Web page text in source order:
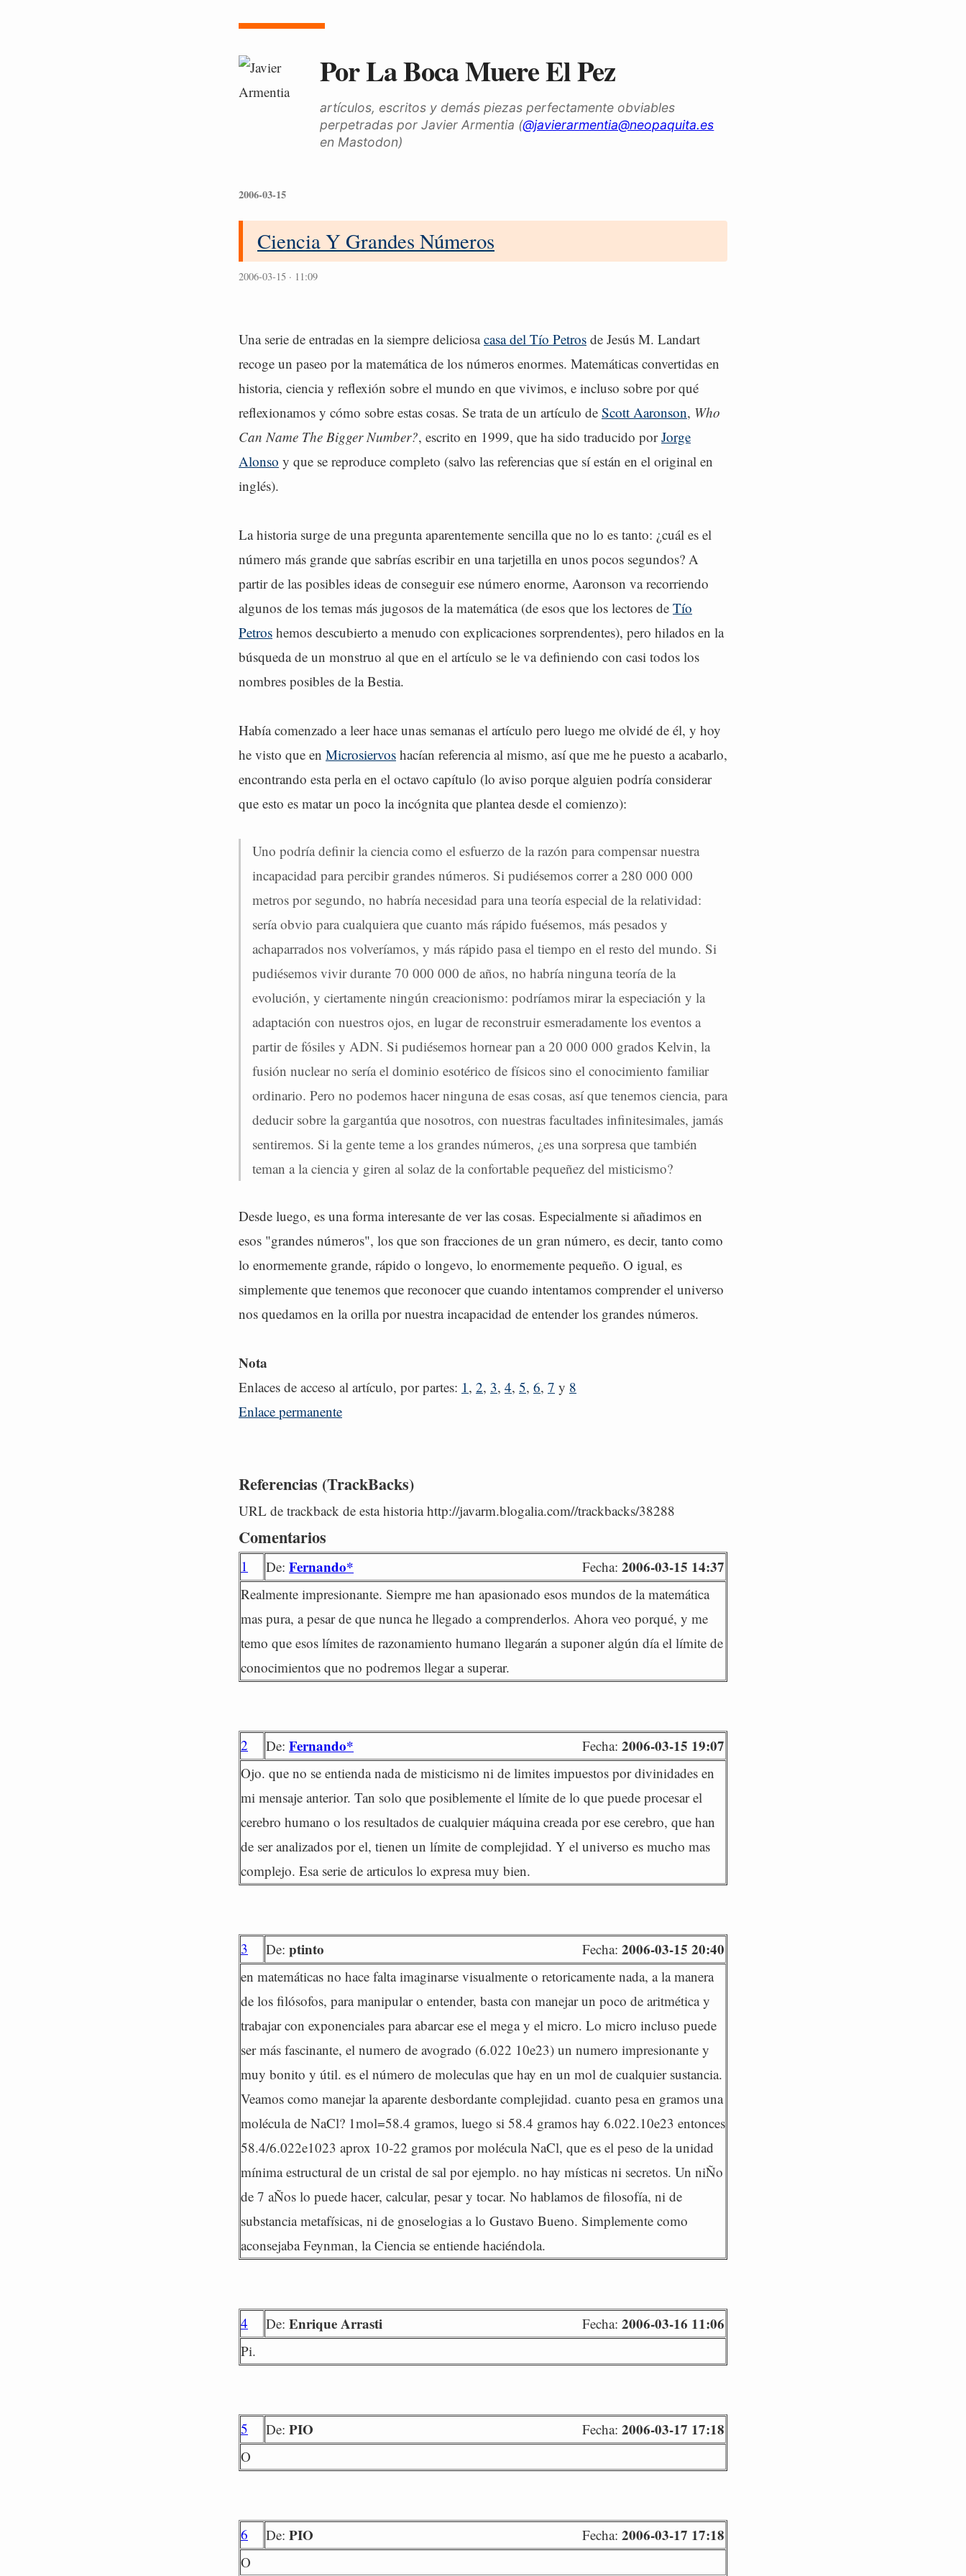
Por La Boca Muere El Pez
artículos, escritos y demás piezas perfectamente obviables
perpetradas por Javier Armentia (@javierarmentia@neopaquita.es
en Mastodon)
2006-03-15
Ciencia Y Grandes Números
2006-03-15 · 11:09
Una serie de entradas en la siempre deliciosacasa del Tío Petros de Jesús M. Landart
recoge un paseo por la matemática de los números enormes. Matemáticas convertidas en
historia, ciencia y reflexión sobre el mundo en que vivimos, e incluso sobre por qué
reflexionamos y cómo sobre estas cosas. Se trata de un artículo de Scott Aaronson, Who
Can Name The Bigger Number?, escrito en 1999, que ha sido traducido porJorge
Alonso y que se reproduce completo (salvo las referencias que sí están en el original en
inglés).
La historia surge de una pregunta aparentemente sencilla que no lo es tanto: ¿cuál es el
número más grande que sabrías escribir en una tarjetilla en unos pocos segundos? A
partir de las posibles ideas de conseguir ese número enorme, Aaronson va recorriendo
algunos de los temas más jugosos de la matemática (de esos que los lectores de Tío
Petros hemos descubierto a menudo con explicaciones sorprendentes), pero hilados en la
búsqueda de un monstruo al que en el artículo se le va definiendo con casi todos los
nombres posibles de la Bestia.
Había comenzado a leer hace unas semanas el artículo pero luego me olvidé de él, y hoy
he visto que en Microsiervos hacían referencia al mismo, así que me he puesto a acabarlo,
encontrando esta perla en el octavo capítulo (lo aviso porque alguien podría considerar
que esto es matar un poco la incógnita que plantea desde el comienzo):
Uno podría definir la ciencia como el esfuerzo de la razón para compensar nuestra
incapacidad para percibir grandes números. Si pudiésemos correr a 280 000 000
metros por segundo, no habría necesidad para una teoría especial de la relatividad:
sería obvio para cualquiera que cuanto más rápido fuésemos, más pesados y
achaparrados nos volveríamos, y más rápido pasa el tiempo en el resto del mundo. Si
pudiésemos vivir durante 70 000 000 de años, no habría ninguna teoría de la
evolución, y ciertamente ningún creacionismo: podríamos mirar la especiación y la
adaptación con nuestros ojos, en lugar de reconstruir esmeradamente los eventos a
partir de fósiles y ADN. Si pudiésemos hornear pan a 20 000 000 grados Kelvin, la
fusión nuclear no sería el dominio esotérico de físicos sino el conocimiento familiar
ordinario. Pero no podemos hacer ninguna de esas cosas, así que tenemos ciencia, para
deducir sobre la gargantúa que nosotros, con nuestras facultades infinitesimales, jamás
sentiremos. Si la gente teme a los grandes números, ¿es una sorpresa que también
teman a la ciencia y giren al solaz de la confortable pequeñez del misticismo?
Desde luego, es una forma interesante de ver las cosas. Especialmente si añadimos en
esos "grandes números", los que son fracciones de un gran número, es decir, tanto como
lo enormemente grande, rápido o longevo, lo enormemente pequeño. O igual, es
simplemente que tenemos que reconocer que cuando intentamos comprender el universo
nos quedamos en la orilla por nuestra incapacidad de entender los grandes números.
Nota
Enlaces de acceso al artículo, por partes: 1, 2, 3, 4, 5, 6, 7 y 8
Enlace permanente
Referencias (TrackBacks)
URL de trackback de esta historia http://javarm.blogalia.com//trackbacks/38288
Comentarios
1 De: Fernando* Fecha: 2006-03-15 14:37
Realmente impresionante. Siempre me han apasionado esos mundos de la matemática
mas pura, a pesar de que nunca he llegado a comprenderlos. Ahora veo porqué, y me
temo que esos límites de razonamiento humano llegarán a suponer algún día el límite de
conocimientos que no podremos llegar a superar.
2 De: Fernando* Fecha: 2006-03-15 19:07
Ojo. que no se entienda nada de misticismo ni de limites impuestos por divinidades en
mi mensaje anterior. Tan solo que posiblemente el límite de lo que puede procesar el
cerebro humano o los resultados de cualquier máquina creada por ese cerebro, que han
de ser analizados por el, tienen un límite de complejidad. Y el universo es mucho mas
complejo. Esa serie de articulos lo expresa muy bien.
3 De: ptinto Fecha: 2006-03-15 20:40
en matemáticas no hace falta imaginarse visualmente o retoricamente nada, a la manera
de los filósofos, para manipular o entender, basta con manejar un poco de aritmética y
trabajar con exponenciales para abarcar ese el mega y el micro. Lo micro incluso puede
ser más fascinante, el numero de avogrado (6.022 10e23) un numero impresionante y
muy bonito y útil. es el número de moleculas que hay en un mol de cualquier sustancia.
Veamos como manejar la aparente desbordante complejidad. cuanto pesa en gramos una
molécula de NaCl? 1mol=58.4 gramos, luego si 58.4 gramos hay 6.022.10e23 entonces
58.4/6.022e1023 aprox 10-22 gramos por molécula NaCl, que es el peso de la unidad
mínima estructural de un cristal de sal por ejemplo. no hay místicas ni secretos. Un niÑo
de 7 aÑos lo puede hacer, calcular, pesar y tocar. No hablamos de filosofía, ni de
substancia metafísicas, ni de gnoselogias a lo Gustavo Bueno. Simplemente como
aconsejaba Feynman, la Ciencia se entiende haciéndola.
4 De: Enrique Arrasti Fecha: 2006-03-16 11:06
Pi.
5 De: PIO Fecha: 2006-03-17 17:18
O
6 De: PIO Fecha: 2006-03-17 17:18
O